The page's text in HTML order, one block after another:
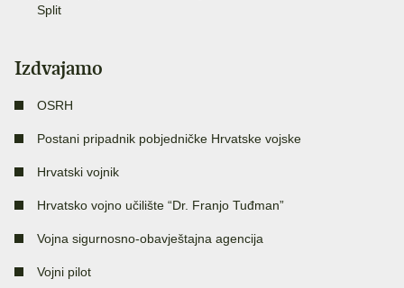
Split
Izdvajamo
OSRH
Postani pripadnik pobjedničke Hrvatske vojske
Hrvatski vojnik
Hrvatsko vojno učilište “Dr. Franjo Tuđman”
Vojna sigurnosno-obavještajna agencija
Vojni pilot